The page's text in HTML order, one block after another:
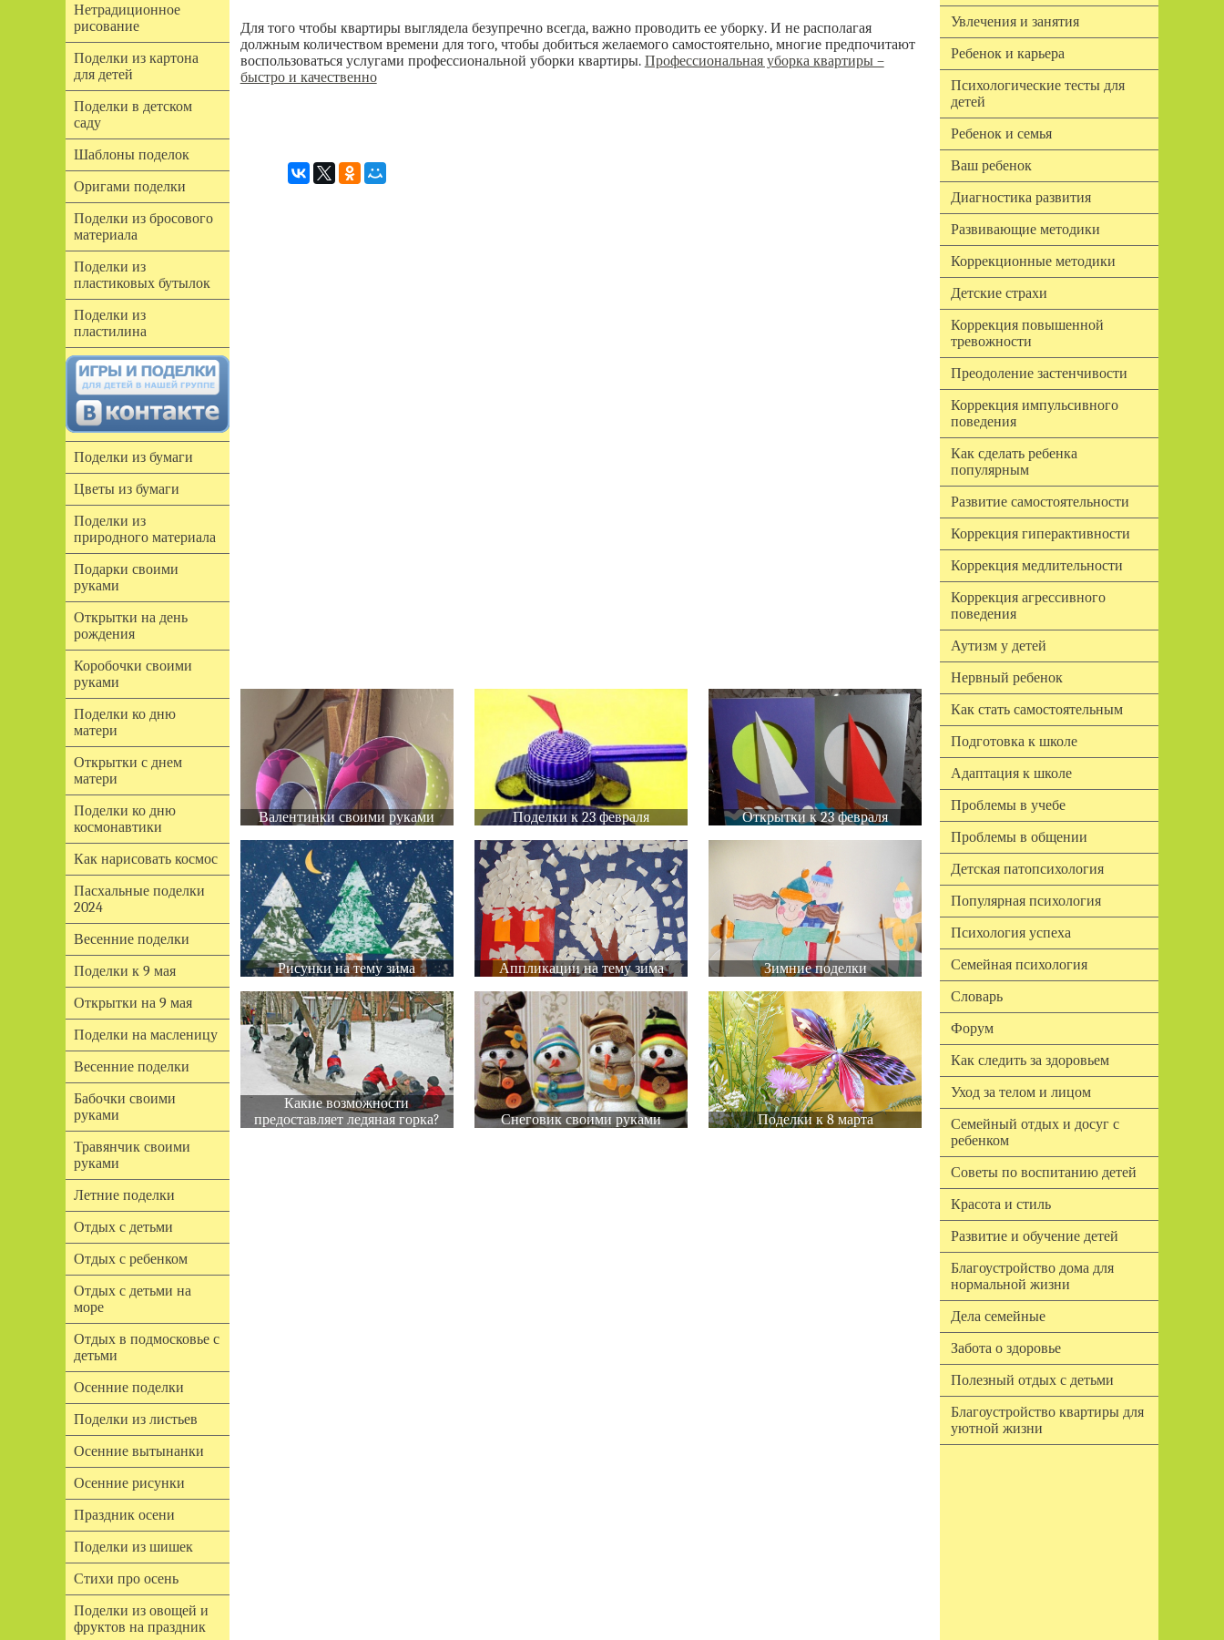
Нетрадиционное
рисование
Поделки из картона
для детей
Поделки в детском
саду
Шаблоны поделок
Оригами поделки
Поделки из бросового
материала
Поделки из
пластиковых бутылок
Поделки из
пластилина
Поделки из бумаги
Цветы из бумаги
Поделки из
природного материала
Подарки своими
руками
Открытки на день
рождения
Коробочки своими
руками
Поделки ко дню
матери
Открытки с днем
матери
Поделки ко дню
космонавтики
Как нарисовать космос
Пасхальные поделки
2024
Весенние поделки
Поделки к 9 мая
Открытки на 9 мая
Поделки на масленицу
Весенние поделки
Бабочки своими
руками
Травянчик своими
руками
Летние поделки
Отдых с детьми
Отдых с ребенком
Отдых с детьми на
море
Отдых в подмосковье с
детьми
Осенние поделки
Поделки из листьев
Осенние вытынанки
Осенние рисунки
Праздник осени
Поделки из шишек
Стихи про осень
Поделки из овощей и
фруктов на праздник
Для того чтобы квартиры выглядела безупречно всегда, важно проводить ее уборку. И не располагая
должным количеством времени для того, чтобы добиться желаемого самостоятельно, многие предпочитают
воспользоваться услугами профессиональной уборки квартиры. Профессиональная уборка квартиры –
быстро и качественно
Валентинки своими руками Поделки к 23 февраля Открытки к 23 февраля
Рисунки на тему зима Аппликации на тему зима Зимние поделки
Какие возможности
предоставляет ледяная горка?
Снеговик своими руками Поделки к 8 марта
Увлечения и занятия
Ребенок и карьера
Психологические тесты для
детей
Ребенок и семья
Ваш ребенок
Диагностика развития
Развивающие методики
Коррекционные методики
Детские страхи
Коррекция повышенной
тревожности
Преодоление застенчивости
Коррекция импульсивного
поведения
Как сделать ребенка
популярным
Развитие самостоятельности
Коррекция гиперактивности
Коррекция медлительности
Коррекция агрессивного
поведения
Аутизм у детей
Нервный ребенок
Как стать самостоятельным
Подготовка к школе
Адаптация к школе
Проблемы в учебе
Проблемы в общении
Детская патопсихология
Популярная психология
Психология успеха
Семейная психология
Словарь
Форум
Как следить за здоровьем
Уход за телом и лицом
Семейный отдых и досуг с
ребенком
Советы по воспитанию детей
Красота и стиль
Развитие и обучение детей
Благоустройство дома для
нормальной жизни
Дела семейные
Забота о здоровье
Полезный отдых с детьми
Благоустройство квартиры для
уютной жизни